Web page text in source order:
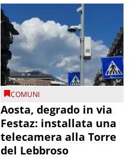
COMUNI
Aosta, degrado in via
Festaz: installata una
telecamera alla Torre
del Lebbroso